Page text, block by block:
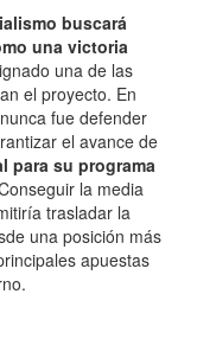
buscará
una victoria
una de las
el proyecto. En
fue defender
el avance de
para su programa
la media
trasladar la
una posición más
apuestas